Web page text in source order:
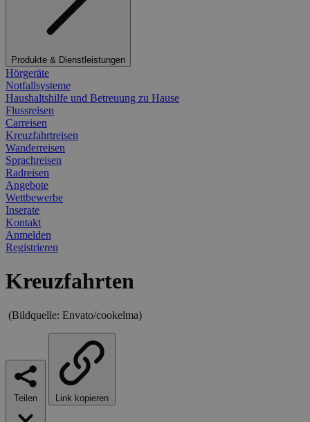
Produkte & Dienstleistungen
Hörgeräte
Notfallsysteme
Haushaltshilfe und Betreuung zu Hause
Flussreisen
Carreisen
Kreuzfahrtreisen
Wanderreisen
Sprachreisen
Radreisen
Angebote
Wettbewerbe
Inserate
Kontakt
Anmelden
Registrieren
Kreuzfahrten
(Bildquelle: Envato/cookelma)
Teilen Link kopieren